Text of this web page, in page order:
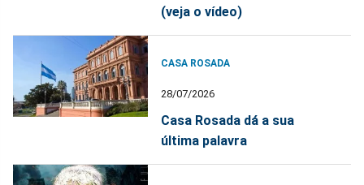
(veja o vídeo)
CASA ROSADA
28/07/2026
Casa Rosada dá a sua
última palavra